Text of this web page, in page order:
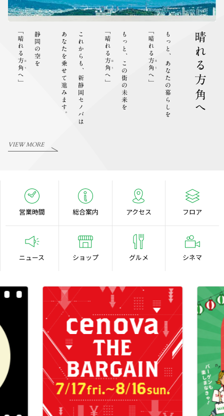
VIEW MORE
営業時間 総合案内 アクセス フロア
ニュース ショップ グルメ シネマ